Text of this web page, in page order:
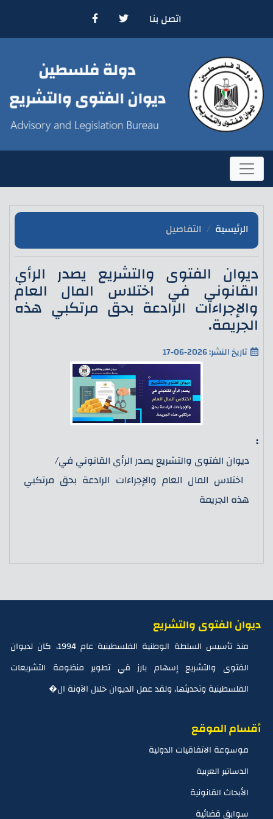
اتصل بنا
الرئيسية التفاصيل
ديوان الفتوى والتشريع يصدر الرأي
القانوني في اختلاس المال العام
والإجراءات الرادعة بحق مرتكبي هذه
الجريمة.
تاريخ النشر: 2026-06-17
:
ديوان الفتوى والتشريع يصدر الرأي القانوني في/
اختلاس المال العام والإجراءات الرادعة بحق مرتكبي
هذه الجريمة
ديوان الفتوى والتشريع
منذ تأسيس السلطة الوطنية الفلسطينية عام 1994، كان لديوان
الفتوى والتشريع إسهام بارز في تطوير منظومة التشريعات
الفلسطينية وتحديثها، ولقد عمل الديوان خلال الآونة ال�
أقسام الموقع
موسوعة الاتفاقيات الدولية
الدساتير العربية
الأبحاث القانونية
سوابق قضائية